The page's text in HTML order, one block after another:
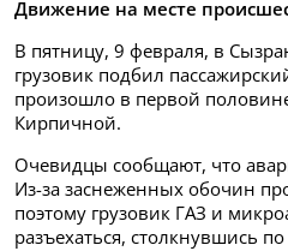
Движение на месте
В пятницу, 9 февраля, в
грузовик подбил
произошло в первой
Кирпичной.
Очевидцы сообщают, что
Из-за заснеженных обочин
поэтому грузовик ГАЗ и
разъехаться, столкнувшись